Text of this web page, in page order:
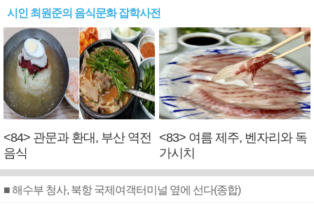
시인 최원준의 음식문화 잡학사전
<84> 관문과 환대, 부산 역전
음식
<83> 여름 제주, 벤자리와 독
가시치
■ 해수부 청사, 북항 국제여객터미널 옆에 선다(종합)